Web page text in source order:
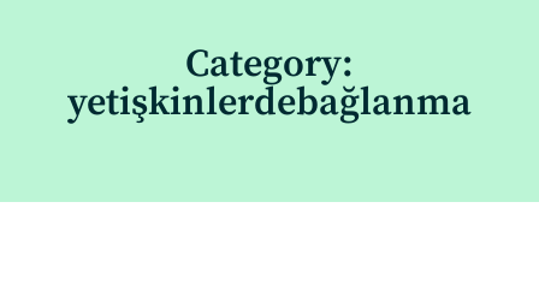
Category:
yetişkinlerdebağlanma